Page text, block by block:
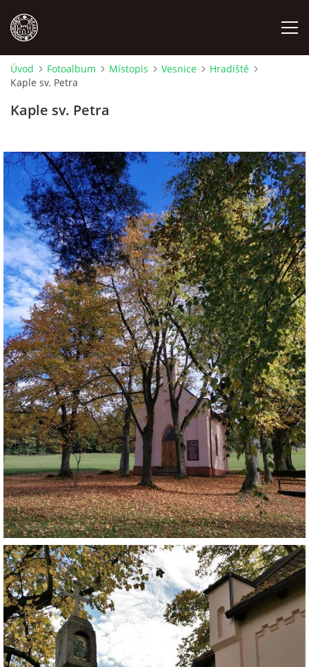
MÍSTOPIS
OSOBNOSTI
OSTATNÍ
ODKAZY
O NÁS
DŮL NA SLÍDU (NA KOLE)
Kontakt:
tel. 773 916 275
info@domdej.cz
--------------------------------------------------------------
Tento projekt je realizován za finanční podpory
města Domažlice.
© 2026 eStránky.cz |Aktualizováno: 17. 7. 2026|Nahoru ↑
Úvod Fotoalbum Místopis Vesnice
Hradiště
Kaple sv. Petra
Kaple sv. Petra